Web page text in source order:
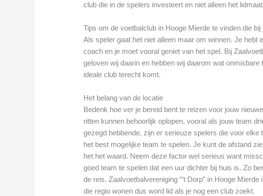
club die in de spelers investeert en niet alleen het
Tips om de voetbalclub in Hooge Mierde te vinden die bij
Als speler gaat het niet alleen maar om winnen. Je hebt
coach en je moet vooral geniet van het spel. Bij
geloven wij daarin en hebben wij daarom wat
ideale club terecht komt.
Het belang van de locatie
Bedenk hoe ver je bereid bent te reizen voor jouw
ritten kunnen behoorlijk oplopen, vooral als jouw team
gezegd hebbende, zijn er serieuze spelers die voor
het best mogelijke team te spelen. Je kunt de afstand
het het waard. Neem deze factor wel serieus want
goed team te spelen dat een uur dichter bij huis is. Zo
de reis. Zaalvoetbalvereniging “’t Dorp” in Hooge
die regio wonen dus word lid als je nog een club zoekt.